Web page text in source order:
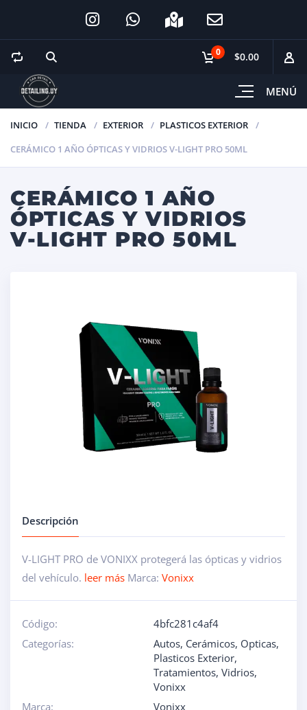
MENÚ
0 $0.00
INICIO TIENDA EXTERIOR
PLASTICOS EXTERIOR
CERÁMICO 1 AÑO ÓPTICAS Y VIDRIOS V-LIGHT PRO 50ML
CERÁMICO 1 AÑO
ÓPTICAS Y VIDRIOS
V-LIGHT PRO 50ML
Descripción
V-LIGHT PRO de VONIXX protegerá las ópticas y vidrios
del vehículo. leer más Marca: Vonixx
Código:
4bfc281c4af4
Categorías:
Autos, Cerámicos, Opticas,
Plasticos Exterior,
Tratamientos, Vidrios,
Vonixx
Marca:
Vonixx